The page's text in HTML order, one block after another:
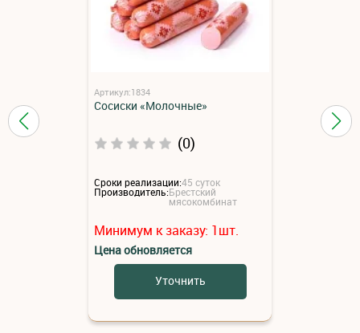
Артикул:1834
Сосиски «Молочные»
(0)
Сроки реализации:45 суток
Производитель:Брестский
мясокомбинат
Минимум к заказу: 1шт.
Цена обновляется
Уточнить